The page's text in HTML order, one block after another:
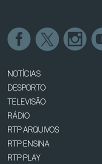
NOTÍCIAS
DESPORTO
TELEVISÃO
RÁDIO
RTP ARQUIVOS
RTP ENSINA
RTP PLAY